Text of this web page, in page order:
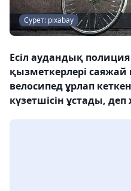
Сурет: pixabay
Есіл аудандық
қызметкерлері
велосипед ұрлап
күзетшісін ұстады,